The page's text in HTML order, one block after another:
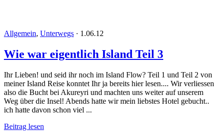
Allgemein, Unterwegs · 1.06.12
Wie war eigentlich Island Teil 3
Ihr Lieben! und seid ihr noch im Island Flow? Teil 1 und Teil 2 von
meiner Island Reise konntet Ihr ja bereits hier lesen.... Wir verliessen
also die Bucht bei Akureyri und machten uns weiter auf unserem
Weg über die Insel! Abends hatte wir mein liebstes Hotel gebucht..
ich hatte davon schon viel ...
Beitrag lesen